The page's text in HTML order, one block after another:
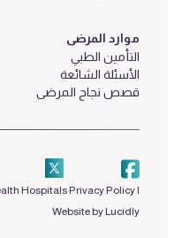
موارد المرضى
التأمين الطبي
الأسئلة الشائعة
قصص نجاح المرضى
Hospitals Privacy Policy |
Website by Lucidly